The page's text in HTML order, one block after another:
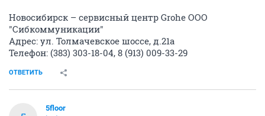
Новосибирск – сервисный центр Grohe ООО
"Сибкоммуникации"
Адрес: ул. Толмачевское шоссе, д.21а
Телефон: (383) 303-18-04, 8 (913) 009-33-29
ОТВЕТИТЬ
5floor